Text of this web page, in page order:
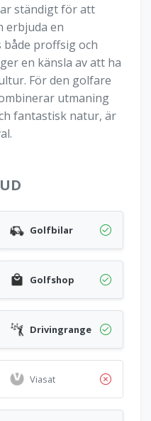
ständigt för att
erbjuda en
både proffsig och
en känsla av att ha
För den golfare
utmaning
fantastisk natur, är
Golfbilar
Golfshop
Drivingrange
Viasat